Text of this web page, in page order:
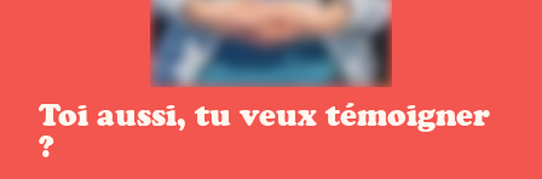
Toi aussi, tu veux témoigner
?